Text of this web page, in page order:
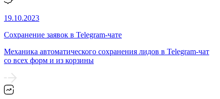
19.10.2023
Сохранение заявок в Telegram-чате
Механика автоматического сохранения лидов в Telegram-чат
со всех форм и из корзины